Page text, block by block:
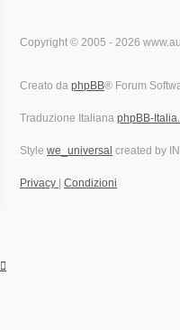
Copyright © 2005 - 2026
Creato da phpBB® Forum
Traduzione Italiana phpBB-
Style we_universal created by
Privacy Condizioni